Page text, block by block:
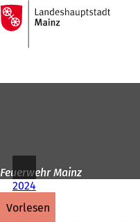
Inhalt anspringen
Zur
Startseite
Feuerwehr Mainz
2024
vorlesen